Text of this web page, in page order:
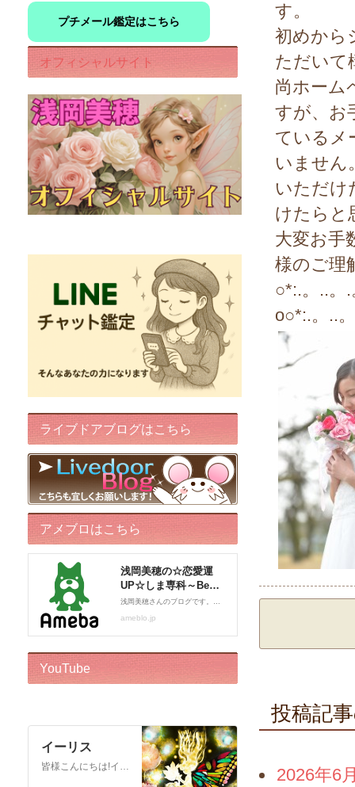
す。
初めから
ただいて
尚ホーム
すが、お
ているメ
いません
いただけ
けたらと
大変お手
様のご理
○*:.。..。
o○*:.。..。
投稿記
2026年6
プチメール鑑定はこちら
オフィシャルサイト
ライブドアブログはこちら
アメブロはこちら
YouTube
イーリス
皆様こんにちは!イーリスです! ドリーバーチュー博士公認 エンジェル・イントゥイティブ（AI）™です。 心理カウンセラー、カードセラピスト、アドバイザー、執筆をしております。 このチャンネルはボランティアでお届けしております。私自身がオラクルカードに救われた一人なので、 誰かのお役に立ちたいという気持ちからスタートいたしました! ※2018年12月22日から…